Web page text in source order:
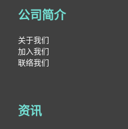
公司简介
关于我们
加入我们
联络我们
资讯